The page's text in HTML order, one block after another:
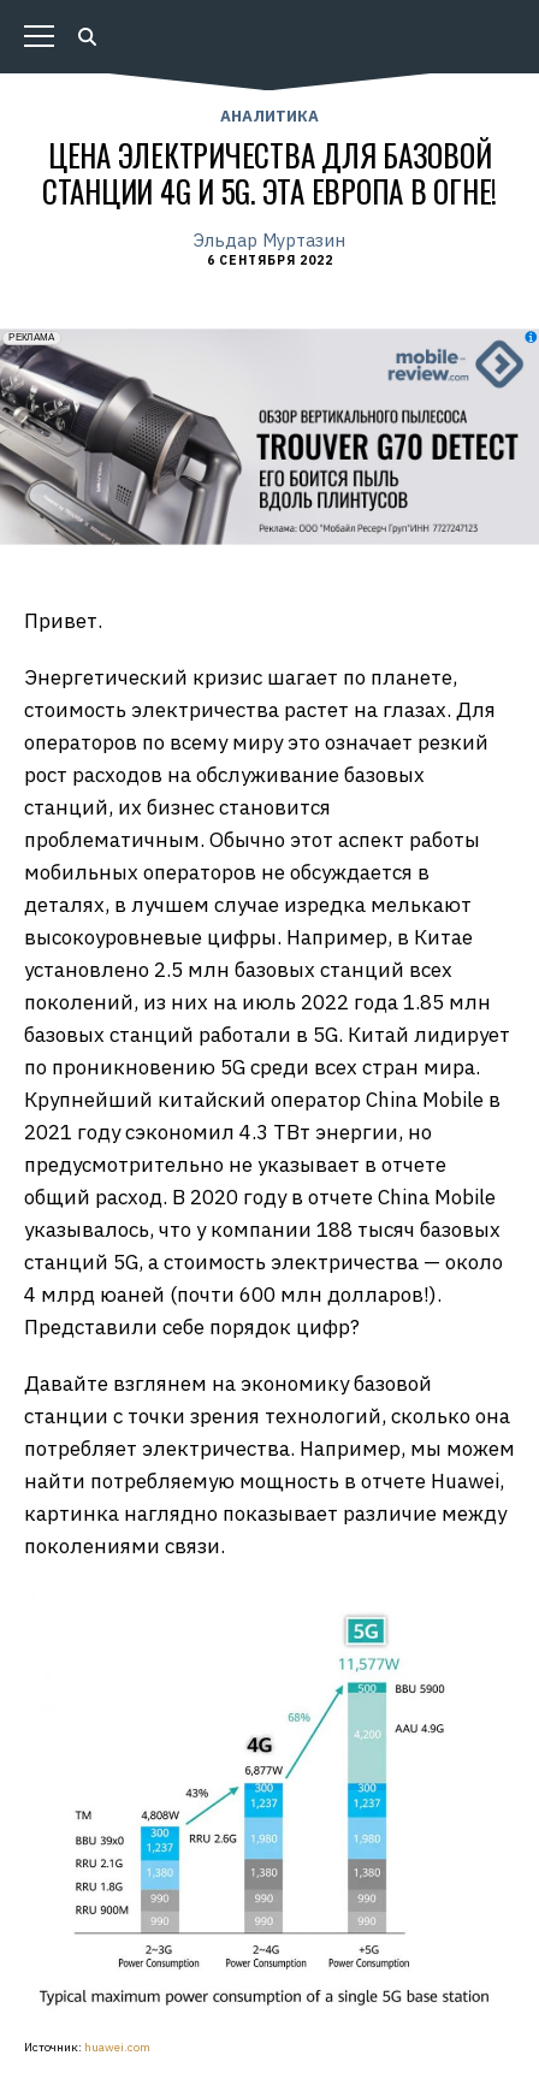
АНАЛИТИКА
ЦЕНА ЭЛЕКТРИЧЕСТВА ДЛЯ БАЗОВОЙ
СТАНЦИИ 4G И 5G. ЭТА ЕВРОПА В ОГНЕ!
Эльдар Муртазин
6 СЕНТЯБРЯ 2022
erid: 2VfnxxmNzs5
РЕКЛАМА
Привет.
Энергетический кризис шагает по планете,
стоимость электричества растет на глазах. Для
операторов по всему миру это означает резкий
рост расходов на обслуживание базовых
станций, их бизнес становится
проблематичным. Обычно этот аспект работы
мобильных операторов не обсуждается в
деталях, в лучшем случае изредка мелькают
высокоуровневые цифры. Например, в Китае
установлено 2.5 млн базовых станций всех
поколений, из них на июль 2022 года 1.85 млн
базовых станций работали в 5G. Китай лидирует
по проникновению 5G среди всех стран мира.
Крупнейший китайский оператор China Mobile в
2021 году сэкономил 4.3 ТВт энергии, но
предусмотрительно не указывает в отчете
общий расход. В 2020 году в отчете China Mobile
указывалось, что у компании 188 тысяч базовых
станций 5G, а стоимость электричества — около
4 млрд юаней (почти 600 млн долларов!).
Представили себе порядок цифр?
Давайте взглянем на экономику базовой
станции с точки зрения технологий, сколько она
потребляет электричества. Например, мы можем
найти потребляемую мощность в отчете Huawei,
картинка наглядно показывает различие между
поколениями связи.
Источник: huawei.com